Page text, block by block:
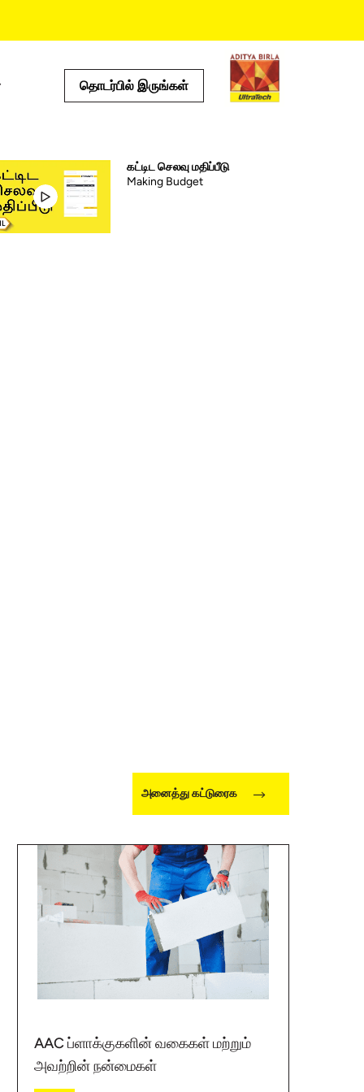
செலவு கால்குலேட்டர்
ஸ்டோர் லொகேட்டர்
ப்ராடக்ட் ப்ரெடிக்டர்
தொடர்பில் இருங்கள்
Making Budget
கட்டிட செலவு மதிப்பீடு
அனைத்து கட்டுரைக
AAC ப்ளாக்குகளின் வகைகள் மற்றும்
அவற்றின் நன்மைகள்